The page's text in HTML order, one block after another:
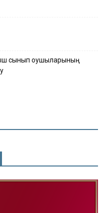
сынып оқушыларының